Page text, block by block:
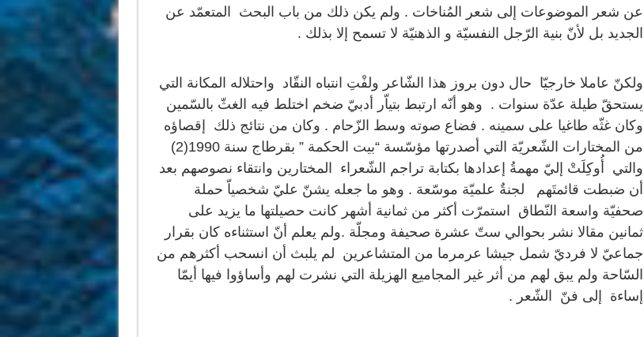
عن شعر الموضوعات إلى شعر المُناخات . ولم يكن ذلك من باب البحث المتعمّد عن
الجديد بل لأنّ بنية الرّجل النفسيّة و الذهنيّة لا تسمح إلا بذلك .
ولكنّ عاملا خارجيّا حال دون بروز هذا الشّاعر ولفْتِ انتباه النقّاد واحتلاله المكانة التي
يستحقّ طيلة عدّة سنوات . وهو أنّه ارتبط بتياّر أدبيّ ضخم اختلط فيه الغثّ بالسّمين
وكان غثّه طاغيا على سمينه . فضاع صوته وسط الزّحام . وكان من نتائج ذلك إقصاؤه
من المختارات الشّعريّة التي أصدرتها مؤسّسة “بيت الحكمة ” بقرطاج سنة 1990(2)
والتي أُوكِلَتْ إليّ مهمةُ إعدادها بكتابة تراجم الشّعراء المختارين وانتقاء نصوصهم بعد
أن ضبطت قائمتَهم لجنةٌ علميّة موسّعة . وهو ما جعله يشنّ عليّ شخصياّ حملة
صحفيّة واسعة النّطاق استمرّت أكثر من ثمانية أشهر كانت حصيلتها ما يزيد على
ثمانين مقالا نشر بحوالي ستّ عشرة صحيفة ومجلّة .ولم يعلم أنّ استثناءه كان بقرار
جماعيّ لا فرديّ شمل جيشا عرمرما من المتشاعرين لم يلبث أن انسحب أكثرهم من
السّاحة ولم يبق لهم من أثر غير المجاميع الهزيلة التي نشرت لهم وأساؤوا فيها أيمّا
إساءة إلى فنّ الشّعر .